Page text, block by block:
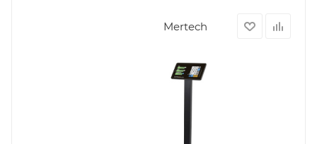
Mertech